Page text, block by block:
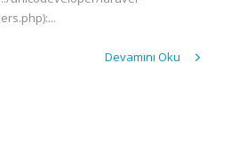
Devamını Oku